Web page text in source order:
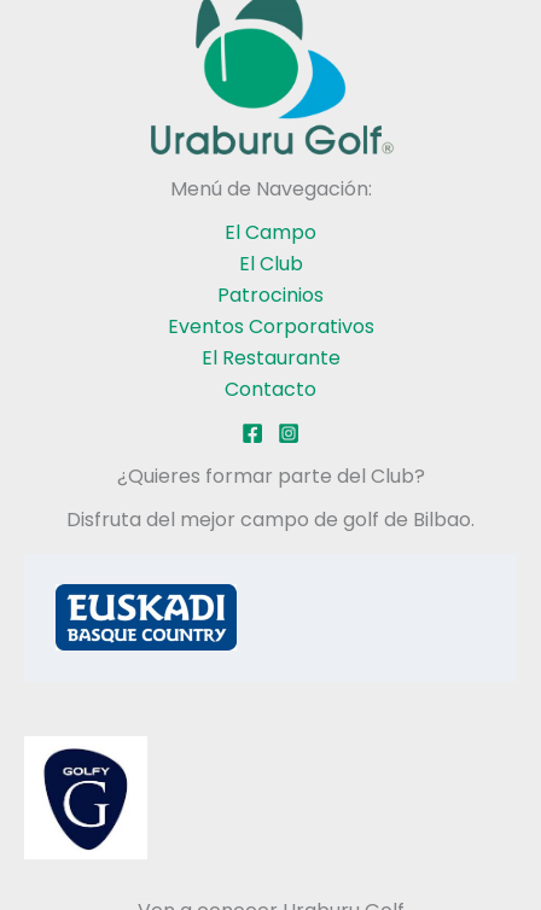
Menú de Navegación:
El Campo
El Club
Patrocinios
Eventos Corporativos
El Restaurante
Contacto
¿Quieres formar parte del Club?
Disfruta del mejor campo de golf de Bilbao.